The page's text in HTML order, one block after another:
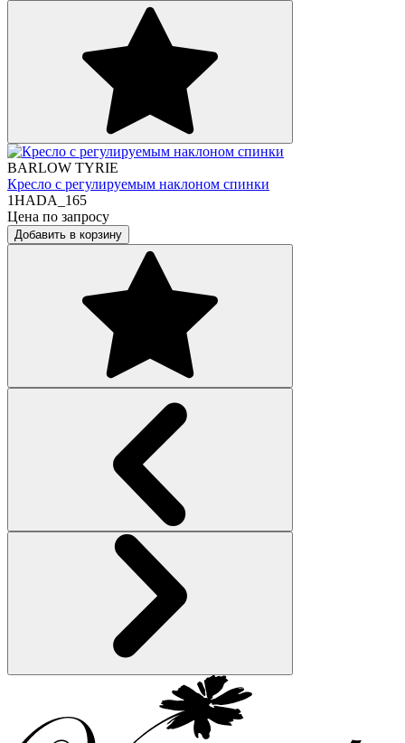
BARLOW TYRIE
Кресло с регулируемым наклоном спинки
1HADA_165
Цена по запросу
Добавить в корзину